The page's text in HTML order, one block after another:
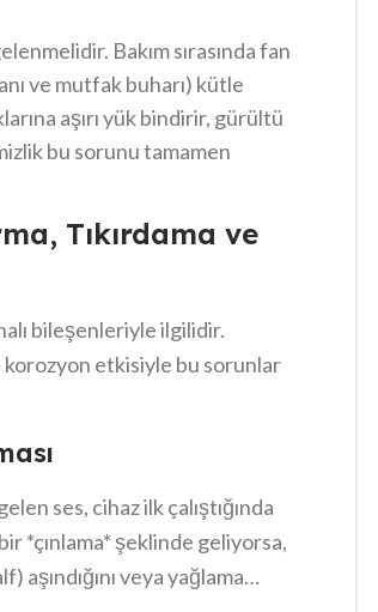
Bakım sırasında fan
ve mutfak buharı) kütle
aşırı yük bindirir, gürültü
bu sorunu tamamen
Tıkırdama ve
bileşenleriyle ilgilidir.
korozyon etkisiyle bu sorunlar
ses, cihaz ilk çalıştığında
*çınlama* şeklinde geliyorsa,
aşındığını veya yağlama